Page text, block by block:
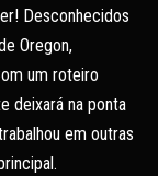
Desconhecidos
Oregon,
um roteiro
deixará na ponta
em outras